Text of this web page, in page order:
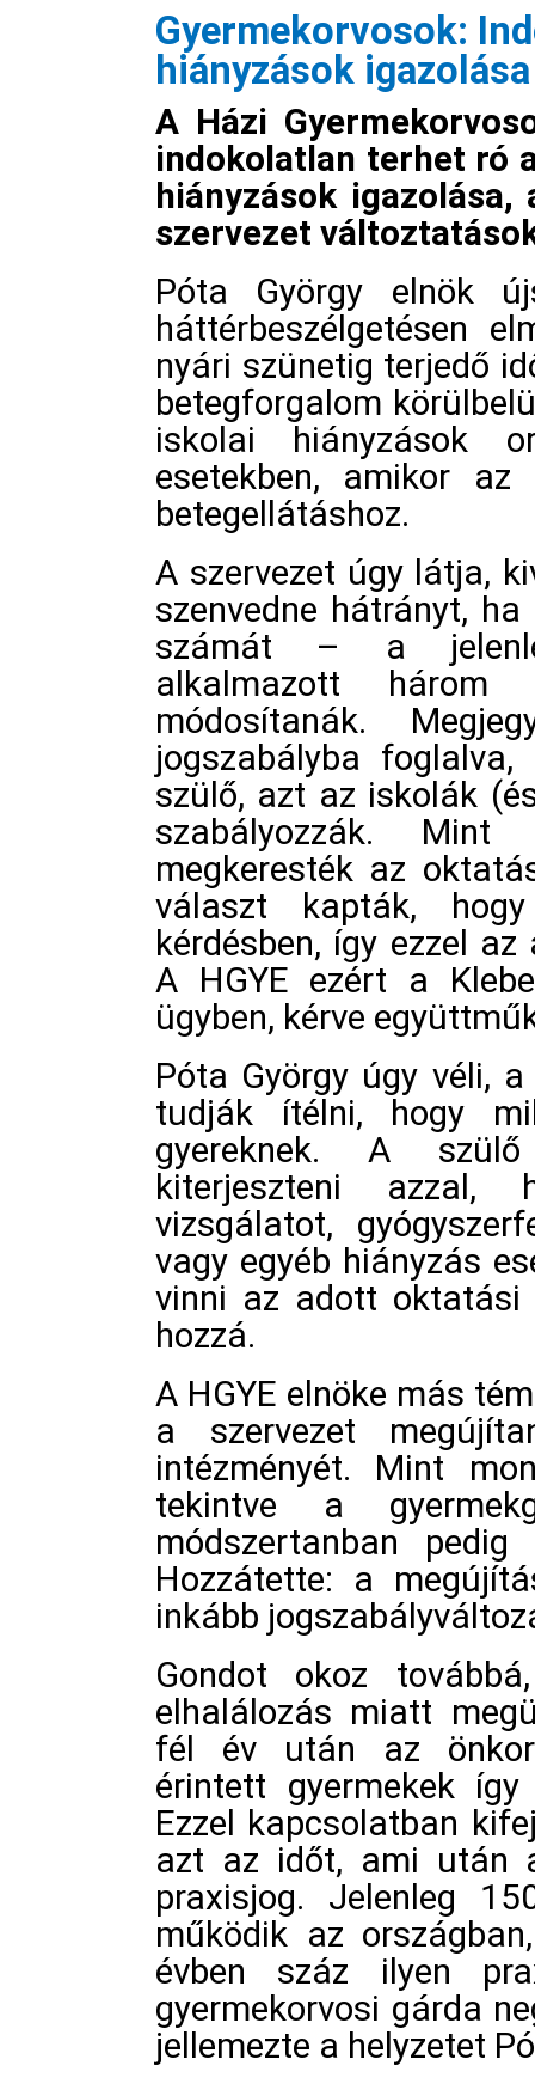
Gyermekorvosok:
hiányzások igazolása
A Házi
indokolatlan terhet ró
hiányzások
szervezet
Póta György elnök
háttérbeszélgetésen
nyári szünetig terjedő
betegforgalom
iskolai hiányzások
esetekben, amikor
betegellátáshoz.
A szervezet úgy látja,
szenvedne hátrányt,
számát – a
alkalmazott
módosítanák.
jogszabályba
szülő, azt az iskolák
szabályozzák.
megkeresték az
választ kapták,
kérdésben, így ezzel
A HGYE ezért a
ügyben, kérve
Póta György úgy véli,
tudják ítélni, hogy
gyereknek. A szülő
kiterjeszteni azzal,
vizsgálatot,
vagy egyéb hiányzás
vinni az adott oktatási
hozzá.
A HGYE elnöke más
a szervezet
intézményét. Mint
tekintve a
módszertanban
Hozzátette: a
inkább
Gondot okoz
elhalálozás miatt
fél év után az
érintett gyermekek
Ezzel kapcsolatban
azt az időt, ami után
praxisjog. Jelenleg
működik az
évben száz ilyen
gyermekorvosi gárda
jellemezte a helyzetet